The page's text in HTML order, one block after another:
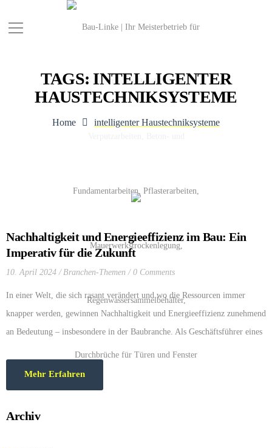
TAGS: INTELLIGENTER
HAUSTECHNIKSYSTEME
Home intelligenter Haustechniksysteme
Nachhaltigkeit und Energieeffizienz im Bau: Ein
Imperativ für die Zukunft
10. April 2024 Branchen-Themen 0 Comments
In einer Welt, die sich rasant verändert und wo die Ressourcen immer
knapper werden, gewinnen Nachhaltigkeit und Energieeffizienz zunehmend
an Bedeutung – insbesondere in der Baubranche. Als Geschäftsführer eines
mittelständischen Bauunternehmens, dass das…
Mehr Erfahren
Archiv